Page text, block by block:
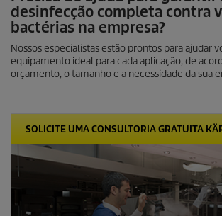
desinfecção completa contra
bactérias na empresa?
Nossos especialistas estão prontos para ajudar
equipamento ideal para cada aplicação, de
orçamento, o tamanho e a necessidade da sua
SOLICITE UMA CONSULTORIA GRATUITA